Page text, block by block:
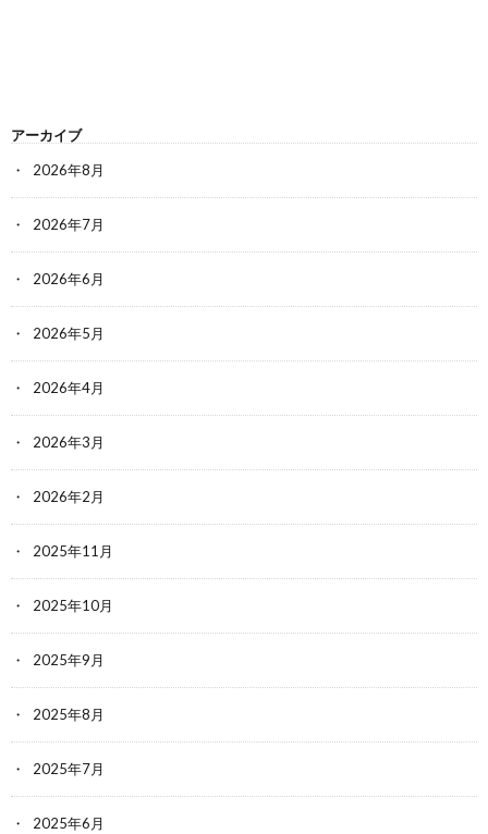
アーカイブ
2026年8月
2026年7月
2026年6月
2026年5月
2026年4月
2026年3月
2026年2月
2025年11月
2025年10月
2025年9月
2025年8月
2025年7月
2025年6月